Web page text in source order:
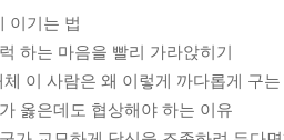
이기는 법
하는 마음을 빨리 가라앉히기
체 이 사람은 왜 이렇게 까다롭게 구는
옳은데도 협상해야 하는 이유